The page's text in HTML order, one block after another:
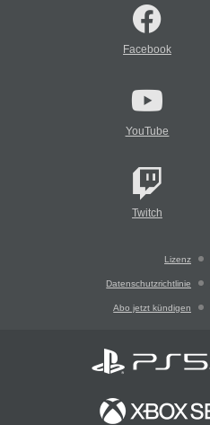
Facebook
YouTube
Twitch
Lizenz
Datenschutzrichtlinie
Abo jetzt kündigen